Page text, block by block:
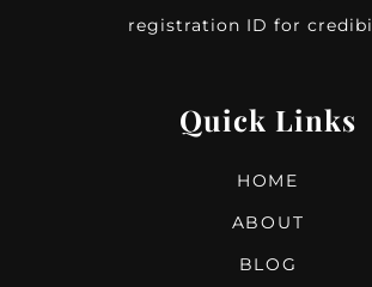
registration ID for
Quick Links
HOME
ABOUT
BLOG